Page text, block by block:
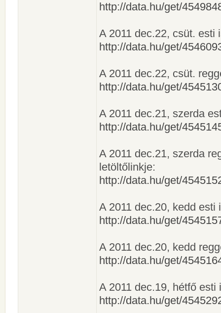
http://data.hu/get/
A 2011 dec.22, csüt. esti
http://data.hu/get/
A 2011 dec.22, csüt.
http://data.hu/get/
A 2011 dec.21, szerda
http://data.hu/get/
A 2011 dec.21, szerda
letöltőlinkje:
http://data.hu/get/
A 2011 dec.20, kedd
http://data.hu/get/
A 2011 dec.20, kedd
http://data.hu/get/
A 2011 dec.19, hétfő
http://data.hu/get/